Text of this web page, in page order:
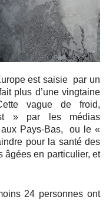
est saisie par un
plus d’une vingtaine
vague de froid,
» par les médias
aux Pays-Bas, ou le «
pour la santé des
âgées en particulier, et
24 personnes ont